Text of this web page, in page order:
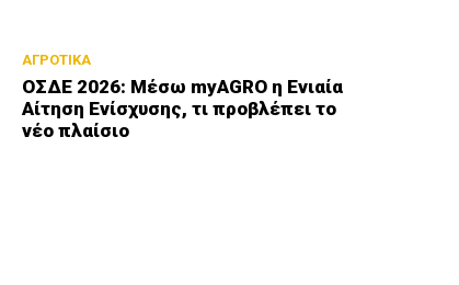
ΑΓΡΟΤΙΚΑ
ΟΣΔΕ 2026: Μέσω myAGRO η Ενιαία
Αίτηση Ενίσχυσης, τι προβλέπει το
νέο πλαίσιο